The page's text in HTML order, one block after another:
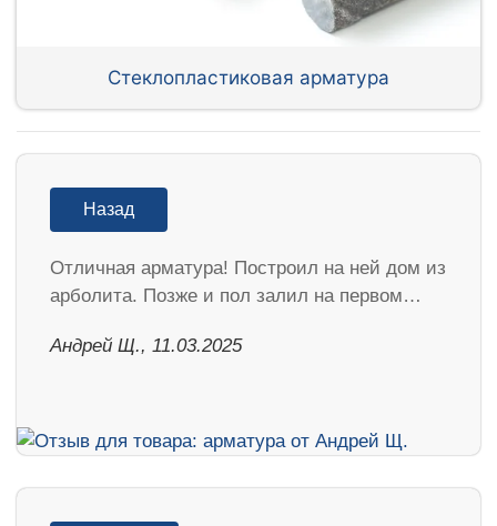
Стеклопластиковая арматура
Назад
Отличная арматура! Построил на ней дом из
арболита. Позже и пол залил на первом…
Андрей Щ., 11.03.2025